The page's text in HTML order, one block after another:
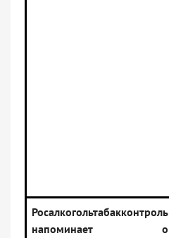
Росалкогольтабакконтроль
напоминает о